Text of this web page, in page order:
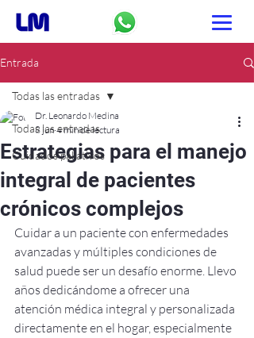
Entrada
Todas las entradas
Cuidados paliativos
Todas las entradas
Estrategias para el manejo
integral de pacientes
crónicos complejos
Dr. Leonardo Medina
8 jun 4 min de lectura
Cuidar a un paciente con enfermedades
avanzadas y múltiples condiciones de
salud puede ser un desafío enorme. Llevo
años dedicándome a ofrecer una
atención médica integral y personalizada
directamente en el hogar, especialmente